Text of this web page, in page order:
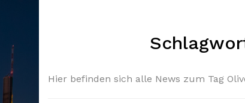
Hier befinden sich alle News zum Tag